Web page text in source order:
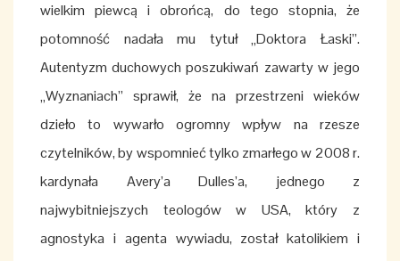
wielkim piewcą i obrońcą, do tego stopnia, że
potomność nadała mu tytuł „Doktora Łaski”.
Autentyzm duchowych poszukiwań zawarty w jego
„Wyznaniach” sprawił, że na przestrzeni wieków
dzieło to wywarło ogromny wpływ na rzesze
czytelników, by wspomnieć tylko zmarłego w 2008 r.
kardynała Avery’a Dulles’a, jednego z
najwybitniejszych teologów w USA, który z
agnostyka i agenta wywiadu, został katolikiem i